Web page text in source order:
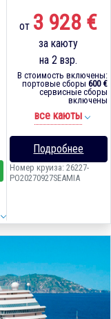
от 3 928 €
за каюту
на 2 взр.
В стоимость включены:
портовые сборы 600 €
сервисные сборы
включены
все каюты
Подробнее
Номер круиза: 26227-
PO20270927SEAMIA